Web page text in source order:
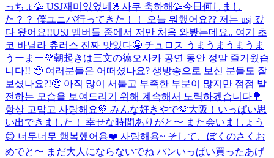
っちょ🥳 USJ재미있었네🤟사쿠 축하해🥳今日何しまし
た？？ 僕ユニバ行ってきた！！ 오늘 뭐했어요?? 저는 usj 갔
다 왔어요!!USJ 멤버들 중에서 저만 처음 와봤는데요.. 여기 초
코 바닐라 츄러스 진짜 맛있다🤤 チュロス うまうまうまうま
うーまー💚朝起きは三文の徳오사카 공연 동안 정말 즐거웠습
니다!! 🥹 여러분들은 어떠셨나요? 생방송으로 보신 분들도 잘
보셨나요?!🤔 아직 많이 서툴고 부족한 부분이 많지만 점점 발
전하는 모습을 보여드리기 위해 계속해서 노력하겠습니다🌳
항상 고맙고 사랑해요💚 みんな好きやで🫶大阪！いっぱい思
い出できました！ 幸せな時間ありがと〜 また会いましょう
😊 너무너무 행복했어용❤️ 사랑해용~ そして、ぼくのさくお
めでと〜 まだ大人にならないでね パンいっぱい買ったあげ